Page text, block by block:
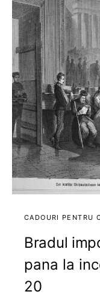
CADOURI PENTRU
Bradul
pana la
20